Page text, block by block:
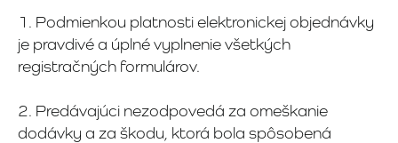
1. Podmienkou platnosti elektronickej objednávky
je pravdivé a úplné vyplnenie všetkých
registračných formulárov.
2. Predávajúci nezodpovedá za omeškanie
dodávky a za škodu, ktorá bola spôsobená